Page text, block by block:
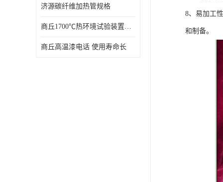
济源碳纤维加热管规格
商丘1700℃热环境试验装置厂家 技术成熟
商丘高温漆电话 使用寿命长
8、易加工
和制备。